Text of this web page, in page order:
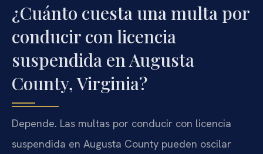
¿Cuánto cuesta una multa por
conducir con licencia
suspendida en Augusta
County, Virginia?
Depende. Las multas por conducir con licencia
suspendida en Augusta County pueden oscilar